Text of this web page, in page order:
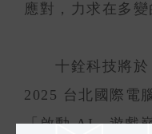
應對，力求在多變
十銓科技將於
2025 台北國際電
「啟動 AI．遊戲